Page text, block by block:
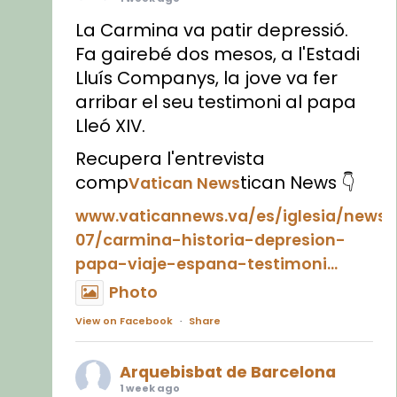
La Carmina va patir depressió.
Fa gairebé dos mesos, a l'Estadi
Lluís Companys, la jove va fer
arribar el seu testimoni al papa
Lleó XIV.
Recupera l'entrevista
compVatican Newstican News 👇
www.vaticannews.va/es/iglesia/news/
07/carmina-historia-depresion-
papa-viaje-espana-testimoni...
Photo
View on Facebook · Share
Arquebisbat de Barcelona
1 week ago